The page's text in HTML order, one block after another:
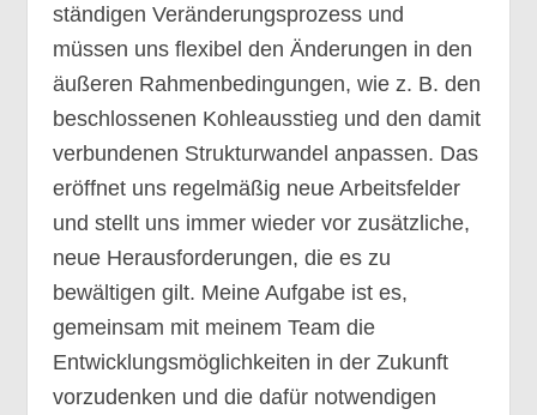
ständigen Veränderungsprozess und
müssen uns flexibel den Änderungen in den
äußeren Rahmenbedingungen, wie z. B. den
beschlossenen Kohleausstieg und den damit
verbundenen Strukturwandel anpassen. Das
eröffnet uns regelmäßig neue Arbeitsfelder
und stellt uns immer wieder vor zusätzliche,
neue Herausforderungen, die es zu
bewältigen gilt. Meine Aufgabe ist es,
gemeinsam mit meinem Team die
Entwicklungsmöglichkeiten in der Zukunft
vorzudenken und die dafür notwendigen